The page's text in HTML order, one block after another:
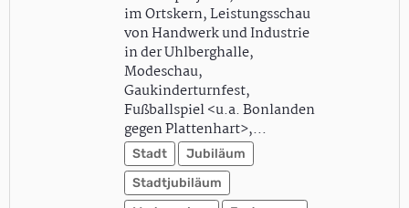
im Ortskern, Leistungsschau
von Handwerk und Industrie
in der Uhlberghalle,
Modeschau,
Gaukinderturnfest,
Fußballspiel <u.a. Bonlanden
gegen Plattenhart>,…
Stadt
Jubiläum
Stadtjubiläum